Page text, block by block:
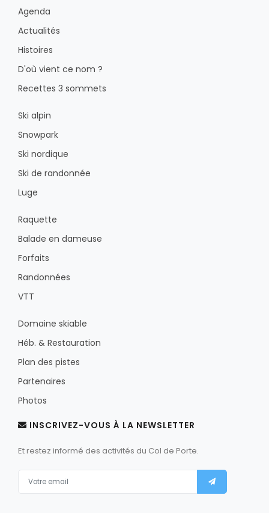
Agenda
Actualités
Histoires
D'où vient ce nom ?
Recettes 3 sommets
Ski alpin
Snowpark
Ski nordique
Ski de randonnée
Luge
Raquette
Balade en dameuse
Forfaits
Randonnées
VTT
Domaine skiable
Héb. & Restauration
Plan des pistes
Partenaires
Photos
INSCRIVEZ-VOUS À LA NEWSLETTER
Et restez informé des activités du Col de Porte.